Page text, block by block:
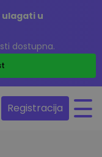
u
dostupna.
Registracija